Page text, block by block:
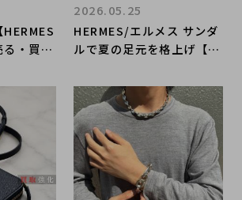
・買う
d’Anc
シェ
11コマ
Luxury
Tax-Fr
HERMES/エルメス サンダ
ルで夏の足元を格上げ【新
2026.05.25